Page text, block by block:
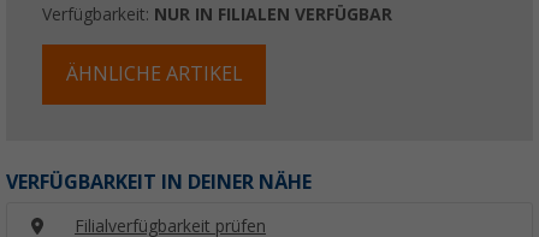
Verfügbarkeit: NUR IN FILIALEN VERFÜGBAR
ÄHNLICHE ARTIKEL
VERFÜGBARKEIT IN DEINER NÄHE
Filialverfügbarkeit prüfen